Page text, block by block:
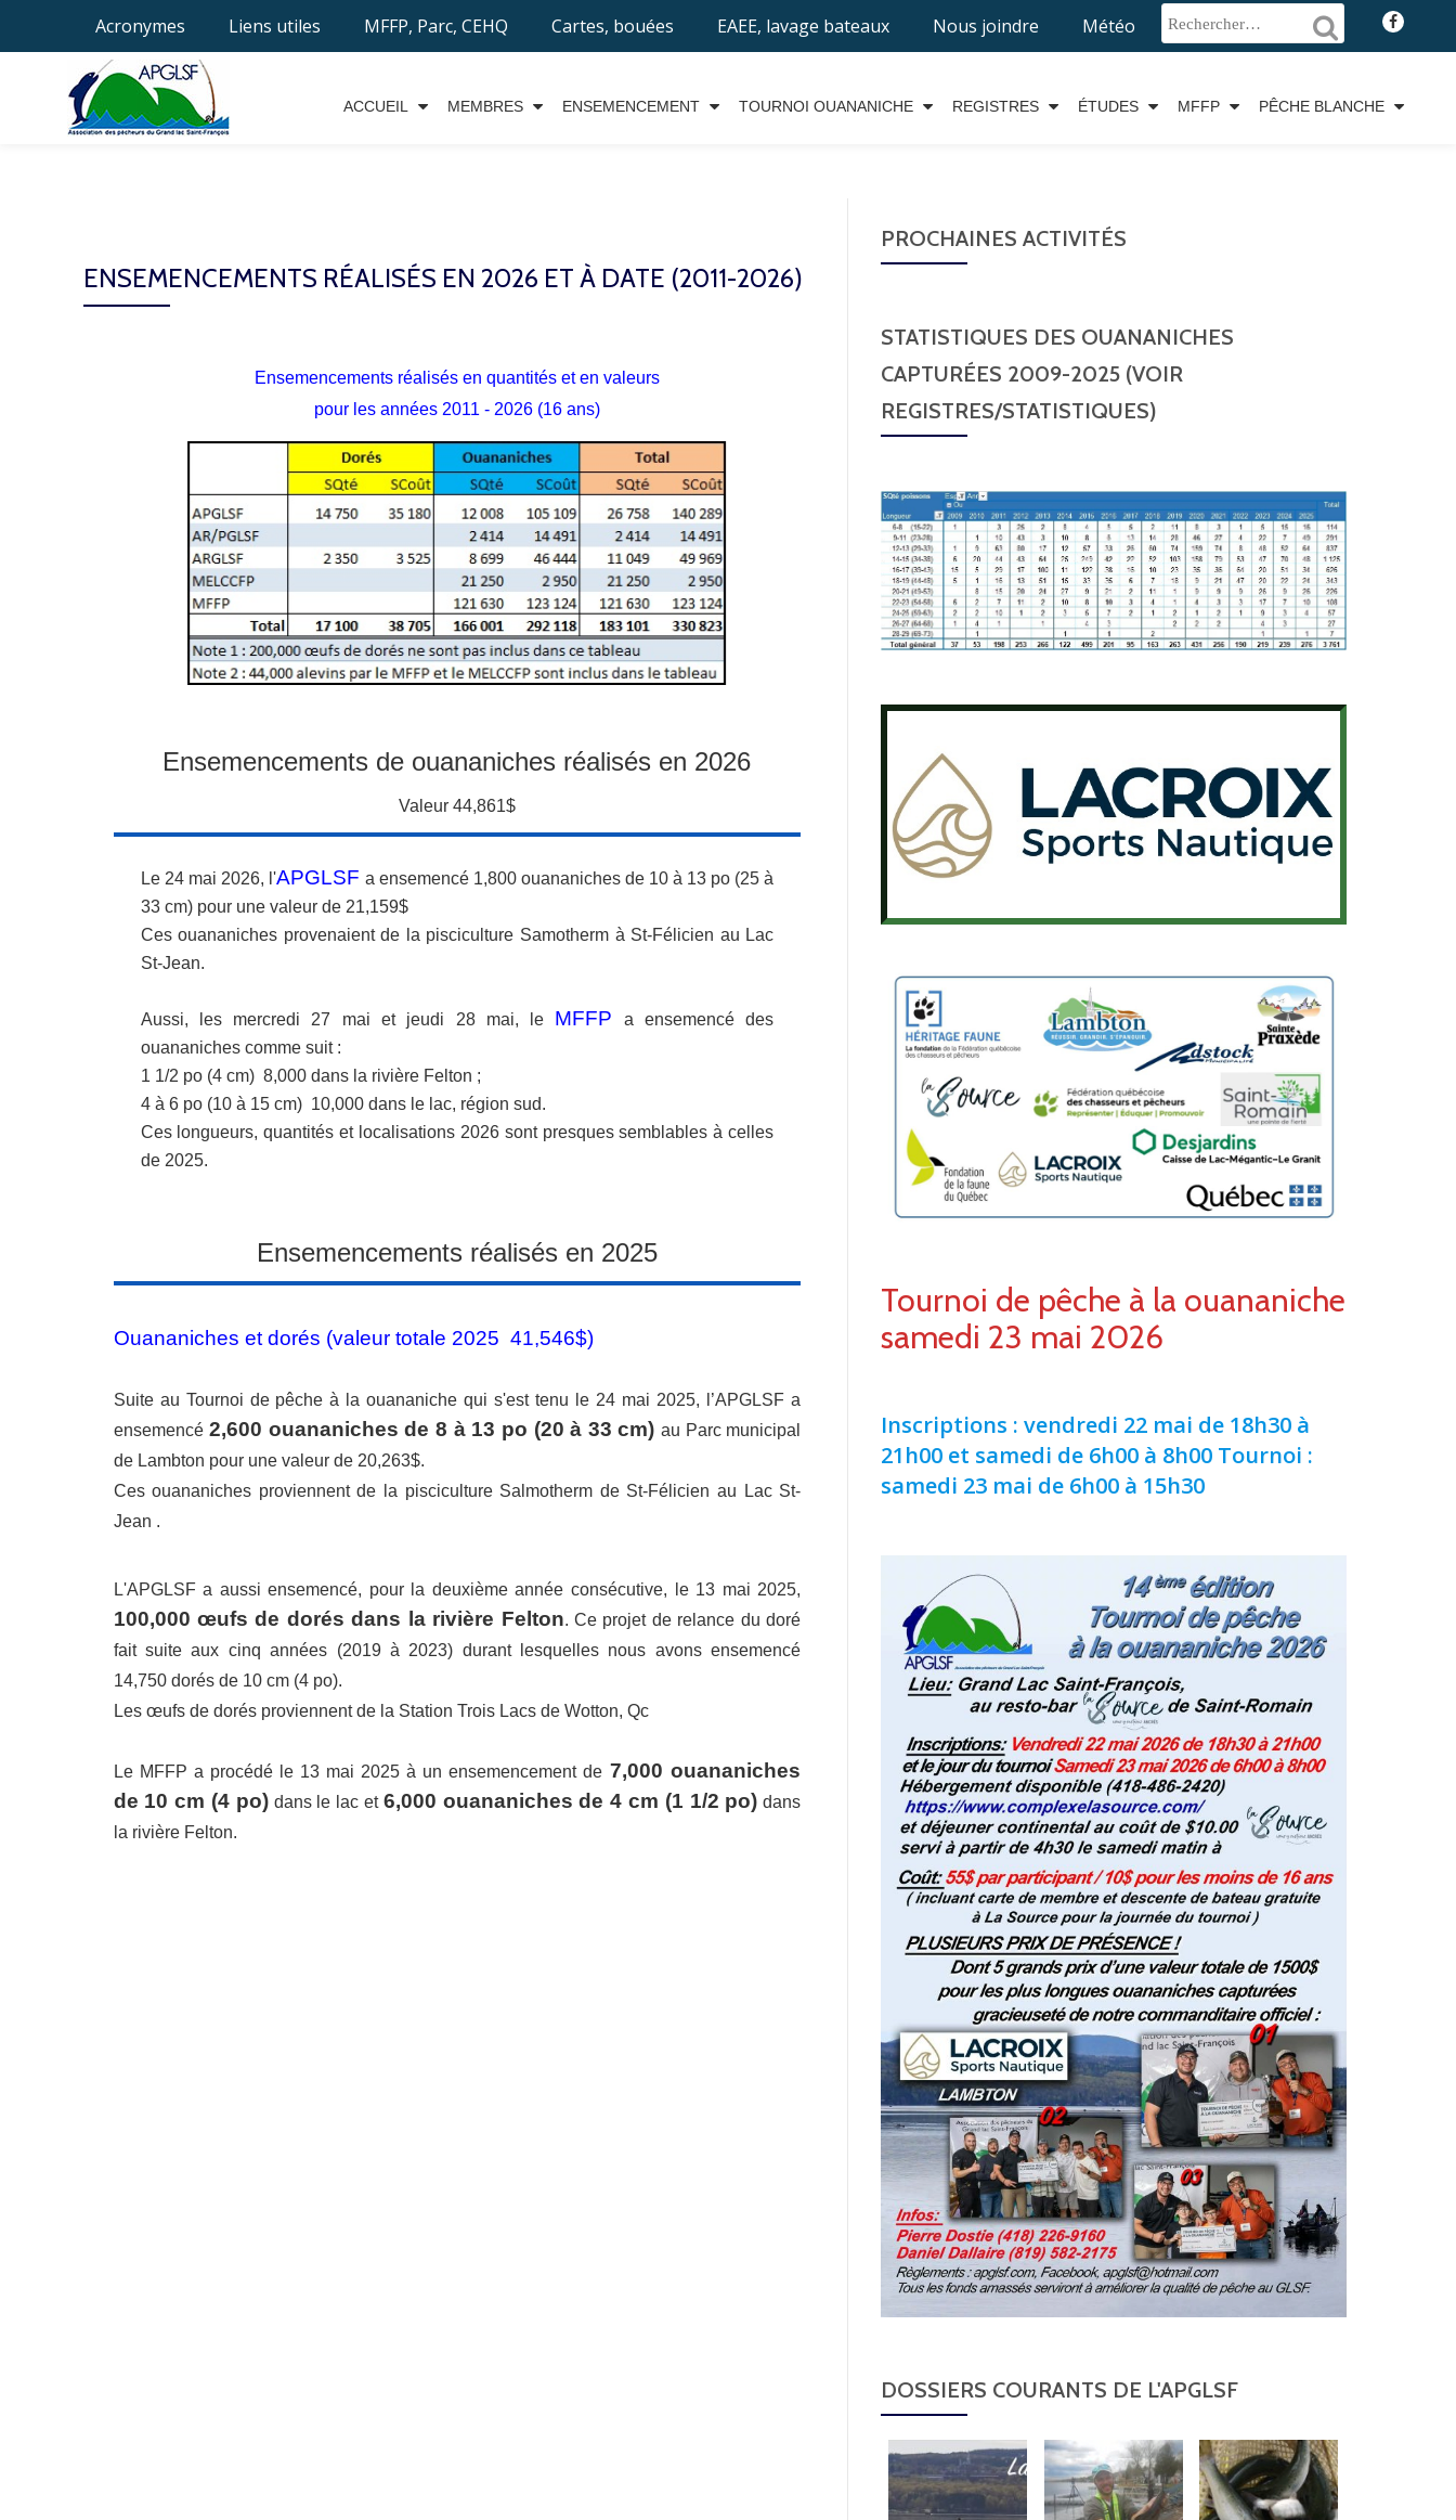
Aller
Acronymes Liens utiles MFFP, Parc, CEHQ Cartes, bouées EAEE, lavage bateaux Nous joindre Météo
fa-
facebook
ACCUEIL MEMBRES ENSEMENCEMENT TOURNOI OUANANICHE REGISTRES ÉTUDES MFFP PÊCHE BLANCHE
ENSEMENCEMENTS RÉALISÉS EN 2026 ET À DATE (2011-2026)
Ensemencements réalisés en quantités et en valeurs
pour les années 2011 - 2026 (16 ans)
Ensemencements de ouananiches réalisés en 2026
Valeur 44,861$
Le 24 mai 2026, l'APGLSF a ensemencé 1,800 ouananiches de 10 à 13 po (25 à
33 cm) pour une valeur de 21,159$
Ces ouananiches provenaient de la pisciculture Samotherm à St-Félicien au Lac
St-Jean.
Aussi, les mercredi 27 mai et jeudi 28 mai, le MFFP a ensemencé des
ouananiches comme suit :
1 1/2 po (4 cm) 8,000 dans la rivière Felton ;
4 à 6 po (10 à 15 cm) 10,000 dans le lac, région sud.
Ces longueurs, quantités et localisations 2026 sont presques semblables à celles
de 2025.
Ensemencements réalisés en 2025
Ouananiches et dorés (valeur totale 2025 41,546$)
Suite au Tournoi de pêche à la ouananiche qui s'est tenu le 24 mai 2025, l’APGLSF a
ensemencé2,600 ouananiches de 8 à 13 po (20 à 33 cm) au Parc municipal
de Lambton pour une valeur de 20,263$.
Ces ouananiches proviennent de la pisciculture Salmotherm de St-Félicien au Lac St-
Jean .
L'APGLSF a aussi ensemencé, pour la deuxième année consécutive, le 13 mai 2025,
100,000 œufs de dorés dans la rivière Felton.Ce projet de relance du doré
fait suite aux cinq années (2019 à 2023) durant lesquelles nous avons ensemencé
14,750 dorés de 10 cm (4 po).
Les œufs de dorés proviennent de la Station Trois Lacs de Wotton, Qc
Le MFFP a procédé le 13 mai 2025 à un ensemencement de 7,000 ouananiches
de 10 cm (4 po)dans le lac et 6,000 ouananiches de 4 cm (1 1/2 po) dans
la rivière Felton.
PROCHAINES ACTIVITÉS
STATISTIQUES DES OUANANICHES
CAPTURÉES 2009-2025 (VOIR
REGISTRES/STATISTIQUES)
Tournoi de pêche à la ouananiche
samedi 23 mai 2026
Inscriptions : vendredi 22 mai de 18h30 à
21h00 et samedi de 6h00 à 8h00 Tournoi :
samedi 23 mai de 6h00 à 15h30
DOSSIERS COURANTS DE L'APGLSF